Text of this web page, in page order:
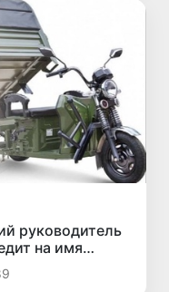
руководитель
на имя
присвоил